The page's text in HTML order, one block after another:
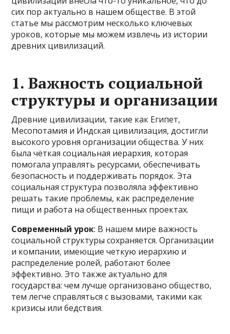
сих пор актуально в нашем обществе. В этой
статье мы рассмотрим несколько ключевых
уроков, которые мы можем извлечь из истории
древних цивилизаций.
1. Важность социальной
структуры и организации
Древние цивилизации, такие как Египет,
Месопотамия и Индская цивилизация, достигли
высокого уровня организации общества. У них
была чёткая социальная иерархия, которая
помогала управлять ресурсами, обеспечивать
безопасность и поддерживать порядок. Эта
социальная структура позволяла эффективно
решать такие проблемы, как распределение
пищи и работа на общественных проектах.
Современный урок: В нашем мире важность
социальной структуры сохраняется. Организации
и компании, имеющие четкую иерархию и
распределение ролей, работают более
эффективно. Это также актуально для
государства: чем лучше организовано общество,
тем легче справляться с вызовами, такими как
кризисы или бедствия.